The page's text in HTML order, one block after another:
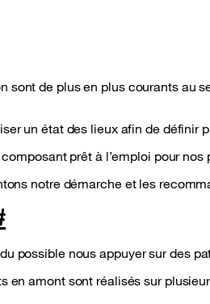
sont de plus en plus courants au
un état des lieux afin de définir
prêt à l’emploi pour nos
notre démarche et les
possible nous appuyer sur des
en amont sont réalisés sur